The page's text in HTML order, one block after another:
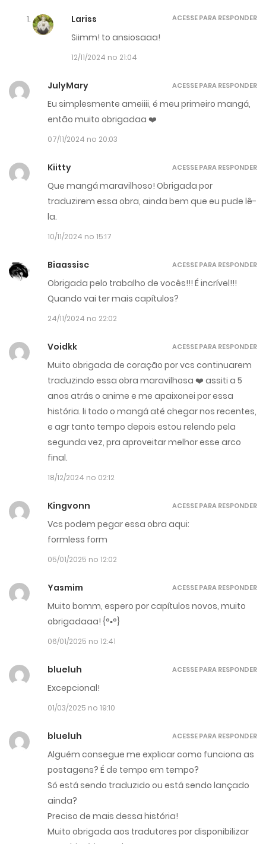
Lariss
Siimm! to ansiosaaa!
12/11/2024 no 21:04
ACESSE PARA RESPONDER
JulyMary
Eu simplesmente ameiiii, é meu primeiro mangá,
então muito obrigadaa ❤️
07/11/2024 no 20:03
ACESSE PARA RESPONDER
Kiitty
Que mangá maravilhoso! Obrigada por
traduzirem essa obra, ainda bem que eu pude lê-
la.
10/11/2024 no 15:17
ACESSE PARA RESPONDER
Biaassisc
Obrigada pelo trabalho de vocês!!! É incrível!!!
Quando vai ter mais capítulos?
24/11/2024 no 22:02
ACESSE PARA RESPONDER
Voidkk
Muito obrigada de coração por vcs continuarem
traduzindo essa obra maravilhosa ❤️ assiti a 5
anos atrás o anime e me apaixonei por essa
história. li todo o mangá até chegar nos recentes,
e agr tanto tempo depois estou relendo pela
segunda vez, pra aproveitar melhor esse arco
final.
18/12/2024 no 02:12
ACESSE PARA RESPONDER
Kingvonn
Vcs podem pegar essa obra aqui:
formless form
05/01/2025 no 12:02
ACESSE PARA RESPONDER
Yasmim
Muito bomm, espero por capítulos novos, muito
obrigadaaa! {°▪︎°}
06/01/2025 no 12:41
ACESSE PARA RESPONDER
blueluh
Excepcional!
01/03/2025 no 19:10
ACESSE PARA RESPONDER
blueluh
Alguém consegue me explicar como funciona as
postagens? É de tempo em tempo?
Só está sendo traduzido ou está sendo lançado
ainda?
Preciso de mais dessa história!
Muito obrigada aos tradutores por disponibilizar
ACESSE PARA RESPONDER